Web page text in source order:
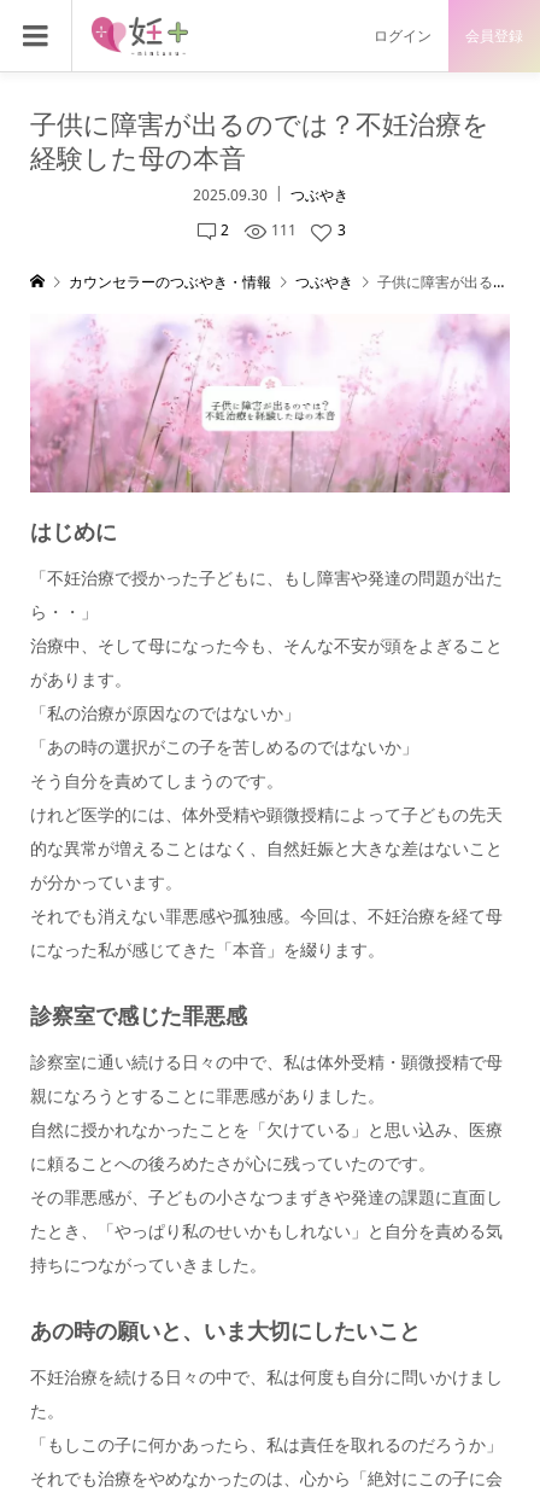
ログイン 会員登録
子供に障害が出るのでは？不妊治療を
経験した母の本音
2025.09.30
つぶやき
2
111 3
カウンセラーのつぶやき・情報 つぶやき 子供に障害が出るのでは？不妊治療を経験した母の本音
はじめに
「不妊治療で授かった子どもに、もし障害や発達の問題が出た
ら・・」
治療中、そして母になった今も、そんな不安が頭をよぎること
があります。
「私の治療が原因なのではないか」
「あの時の選択がこの子を苦しめるのではないか」
そう自分を責めてしまうのです。
けれど医学的には、体外受精や顕微授精によって子どもの先天
的な異常が増えることはなく、自然妊娠と大きな差はないこと
が分かっています。
それでも消えない罪悪感や孤独感。今回は、不妊治療を経て母
になった私が感じてきた「本音」を綴ります。
診察室で感じた罪悪感
診察室に通い続ける日々の中で、私は体外受精・顕微授精で母
親になろうとすることに罪悪感がありました。
自然に授かれなかったことを「欠けている」と思い込み、医療
に頼ることへの後ろめたさが心に残っていたのです。
その罪悪感が、子どもの小さなつまずきや発達の課題に直面し
たとき、「やっぱり私のせいかもしれない」と自分を責める気
持ちにつながっていきました。
あの時の願いと、いま大切にしたいこと
不妊治療を続ける日々の中で、私は何度も自分に問いかけまし
た。
「もしこの子に何かあったら、私は責任を取れるのだろうか」
それでも治療をやめなかったのは、心から「絶対にこの子に会